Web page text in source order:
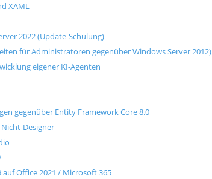
XAML
2022 (Update-Schulung)
für Administratoren gegenüber Windows Server 2012)
eigener KI-Agenten
gegenüber Entity Framework Core 8.0
Designer
Office 2021 / Microsoft 365